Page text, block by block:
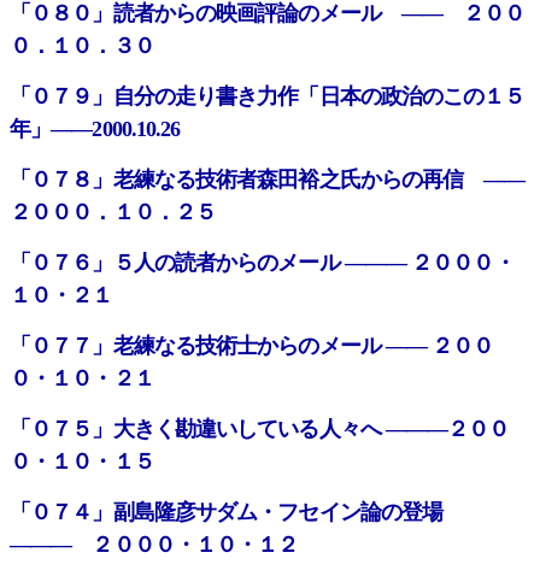
「０８０」読者からの映画評論のメール ―― ２００
０．１０．３０
「０７９」自分の走り書き力作「日本の政治のこの１５
年」――2000.10.26
「０７８」老練なる技術者森田裕之氏からの再信 ――
２０００．１０．２５
「０７６」５人の読者からのメール ――― ２０００・
１０・２１
「０７７」老練なる技術士からのメール ―― ２００
０・１０・２１
「０７５」大きく勘違いしている人々へ ―――２００
０・１０・１５
「０７４」副島隆彦サダム・フセイン論の登場
――― ２０００・１０・１２